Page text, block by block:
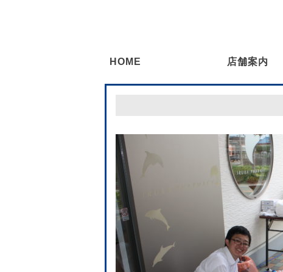
HOME 店舗案内